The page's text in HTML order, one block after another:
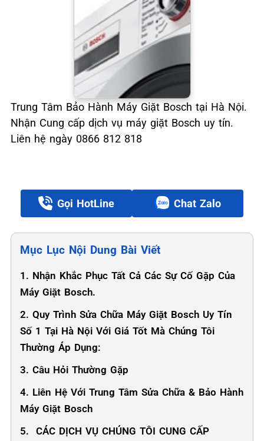
Trung Tâm Bảo Hành Máy Giặt Bosch tại Hà Nội.
Nhận Cung cấp dịch vụ máy giặt Bosch uy tín.
Liên hệ ngày 0866 812 818
Gọi HotLine Chat Zalo
Mục Lục Nội Dung Bài Viết
1. Nhận Khắc Phục Tất Cả Các Sự Cố Gặp Của
Máy Giặt Bosch.
2. Quy Trình Sửa Chữa Máy Giặt Bosch Uy Tín
Số 1 Tại Hà Nội Với Giá Tốt Mà Chúng Tôi
Thường Áp Dụng:
3. Câu Hỏi Thường Gặp
4. Liên Hệ Với Trung Tâm Sửa Chữa & Bảo Hành
Máy Giặt Bosch
5. ️ CÁC DỊCH VỤ CHÚNG TÔI CUNG CẤP